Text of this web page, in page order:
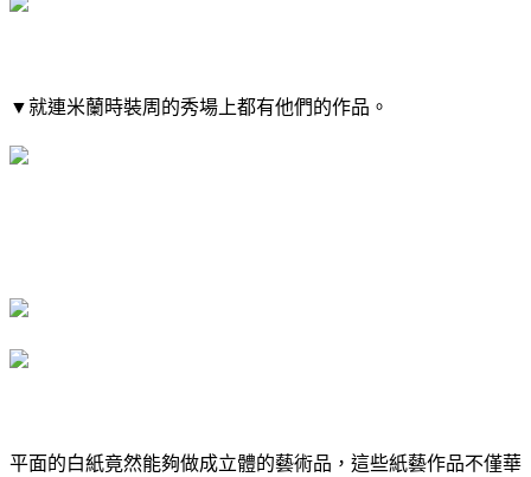
▼​就連米蘭時裝周的秀場上都有他們的作品。
平面的白紙竟然能夠做成立體的藝術品，這些紙藝作品不僅華